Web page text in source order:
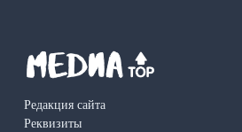
Редакция сайта
Реквизиты